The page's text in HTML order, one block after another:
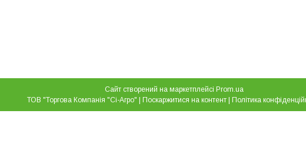
Сайт створений на маркетплейсі Prom.ua
ТОВ "Торгова Компанія "Сі-Агро" | Поскаржитися на контент | Політика